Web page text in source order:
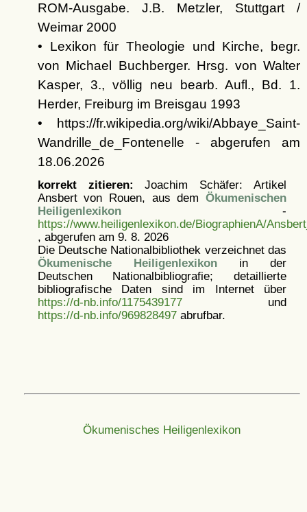
ROM-Ausgabe. J.B. Metzler, Stuttgart /
Weimar 2000
• Lexikon für Theologie und Kirche, begr.
von Michael Buchberger. Hrsg. von Walter
Kasper, 3., völlig neu bearb. Aufl., Bd. 1.
Herder, Freiburg im Breisgau 1993
• https://fr.wikipedia.org/wiki/Abbaye_Saint-
Wandrille_de_Fontenelle - abgerufen am
18.06.2026
korrekt zitieren: Joachim Schäfer: Artikel
Ansbert von Rouen, aus dem Ökumenischen
Heiligenlexikon-
https://www.heiligenlexikon.de/BiographienA/
, abgerufen am 9. 8. 2026
Die Deutsche Nationalbibliothek verzeichnet das
Ökumenische Heiligenlexikonin der
Deutschen Nationalbibliografie; detaillierte
bibliografische Daten sind im Internet über
https://d-nb.info/1175439177und
https://d-nb.info/969828497abrufbar.
Ökumenisches Heiligenlexikon